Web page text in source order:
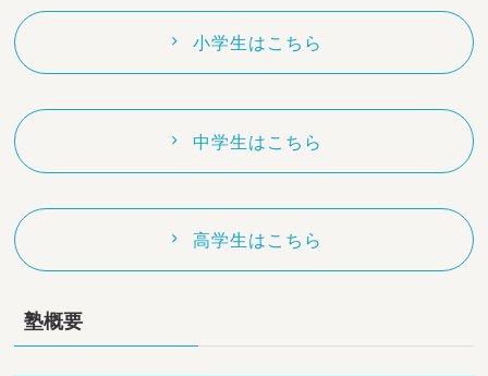
小学生はこちら
中学生はこちら
高学生はこちら
塾概要